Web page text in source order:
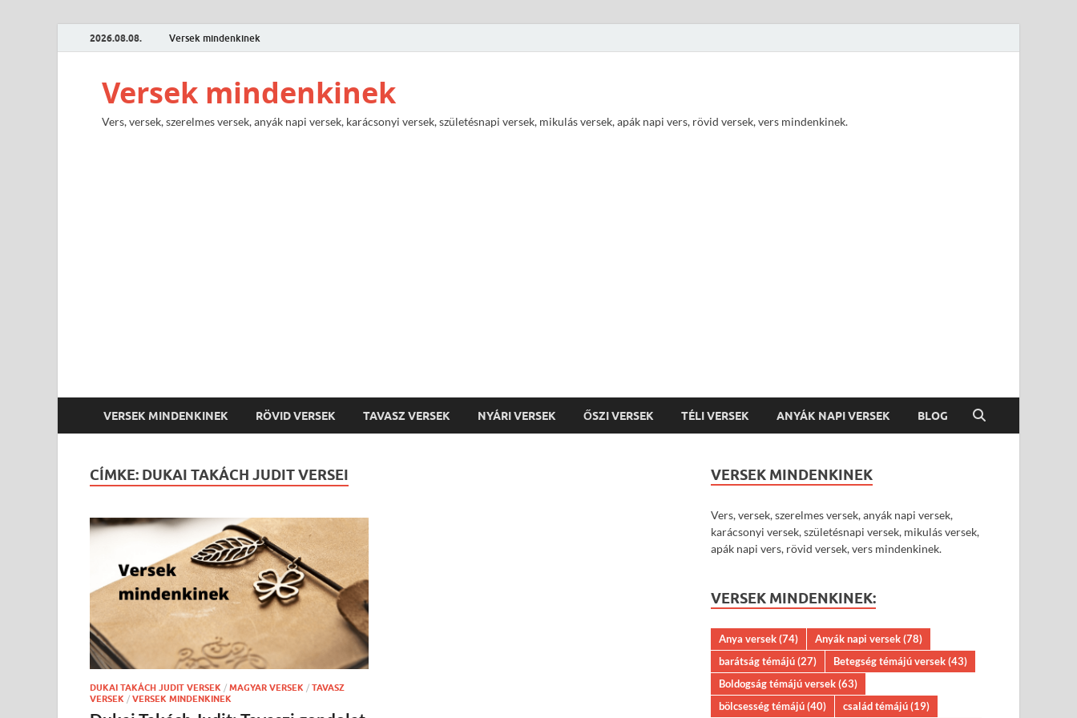
2026.08.08. Versek mindenkinek
Versek mindenkinek
Vers, versek, szerelmes versek, anyák napi versek, karácsonyi versek, születésnapi versek, mikulás versek, apák napi vers, rövid versek, vers mindenkinek.
VERSEK MINDENKINEK RÖVID VERSEK TAVASZ VERSEK NYÁRI VERSEK ŐSZI VERSEK TÉLI VERSEK ANYÁK NAPI VERSEK BLOG
CÍMKE: DUKAI TAKÁCH JUDIT VERSEI
DUKAI TAKÁCH JUDIT VERSEK / MAGYAR VERSEK / TAVASZ
VERSEK / VERSEK MINDENKINEK
VERSEK MINDENKINEK
Vers, versek, szerelmes versek, anyák napi versek,
karácsonyi versek, születésnapi versek, mikulás versek,
apák napi vers, rövid versek, vers mindenkinek.
VERSEK MINDENKINEK:
Anya versek(74) Anyák napi versek(78)
barátság témájú(27) Betegség témájú versek(43)
Boldogság témájú versek(63)
bölcsesség témájú(40) család témájú(19)